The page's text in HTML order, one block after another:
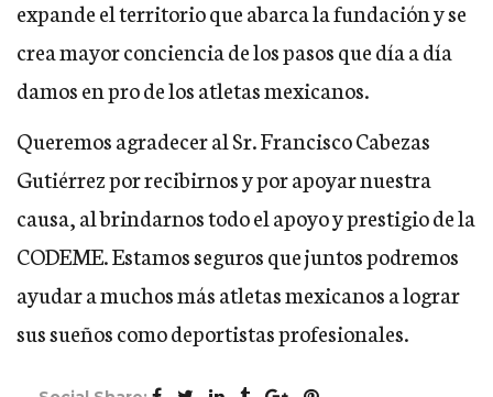
expande el territorio que abarca la fundación y se
crea mayor conciencia de los pasos que día a día
damos en pro de los atletas mexicanos.
Queremos agradecer al Sr. Francisco Cabezas
Gutiérrez por recibirnos y por apoyar nuestra
causa, al brindarnos todo el apoyo y prestigio de la
CODEME. Estamos seguros que juntos podremos
ayudar a muchos más atletas mexicanos a lograr
sus sueños como deportistas profesionales.